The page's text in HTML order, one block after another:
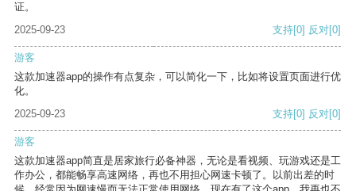
证。
2025-09-23
支持[0] 反对[0]
游客
这款加速器app的操作有点复杂，可以简化一下，比如将设置页面进行优
化。
2025-09-23
支持[0] 反对[0]
游客
这款加速器app简直是居家旅行必备神器，无论是看视频、玩游戏还是工
作办公，都能畅享高速网络，再也不用担心网速卡顿了。以前出差的时